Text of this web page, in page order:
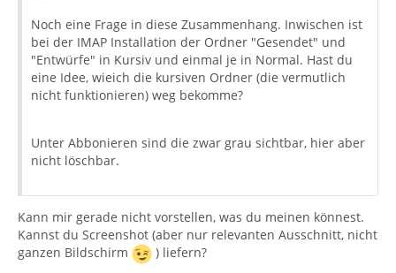
Noch eine Frage in diese Zusammenhang. Inwischen ist
bei der IMAP Installation der Ordner "Gesendet" und
"Entwürfe" in Kursiv und einmal je in Normal. Hast du
eine Idee, wieich die kursiven Ordner (die vermutlich
nicht funktionieren) weg bekomme?
Unter Abbonieren sind die zwar grau sichtbar, hier aber
nicht löschbar.
Kann mir gerade nicht vorstellen, was du meinen könnest.
Kannst du Screenshot (aber nur relevanten Ausschnitt, nicht
ganzen Bildschirm
) liefern?